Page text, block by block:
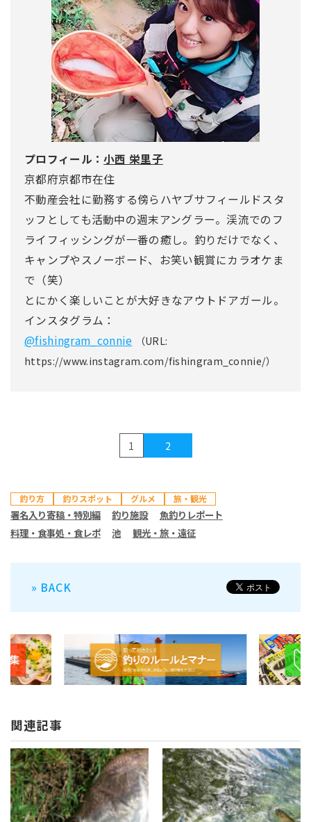
プロフィール：小西 栄里子
京都府京都市在住
不動産会社に勤務する傍らハヤブサフィールドスタ
ッフとしても活動中の週末アングラー。渓流でのフ
ライフィッシングが一番の癒し。釣りだけでなく、
キャンプやスノーボード、お笑い観賞にカラオケま
で（笑）
とにかく楽しいことが大好きなアウトドアガール。
インスタグラム：
@fishingram_connie
（URL:
https://www.instagram.com/fishingram_connie/）
1 2
釣り方 釣りスポット グルメ 旅・観光
署名入り寄稿・特別編 釣り施設
魚釣りレポート
料理・食事処・食レポ
池 観光・旅・遠征
» BACK
関連記事